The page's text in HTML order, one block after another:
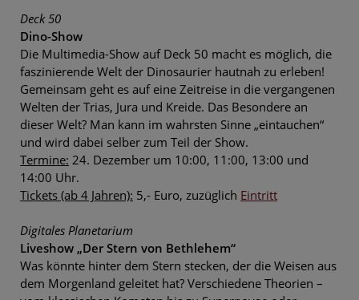
Deck 50
Dino-Show
Die Multimedia-Show auf Deck 50 macht es möglich, die
faszinierende Welt der Dinosaurier hautnah zu erleben!
Gemeinsam geht es auf eine Zeitreise in die vergangenen
Welten der Trias, Jura und Kreide. Das Besondere an
dieser Welt? Man kann im wahrsten Sinne „eintauchen“
und wird dabei selber zum Teil der Show.
Termine: 24. Dezember um 10:00, 11:00, 13:00 und
14:00 Uhr.
Tickets (ab 4 Jahren): 5,- Euro, zuzüglich Eintritt
Digitales Planetarium
Liveshow „Der Stern von Bethlehem“
Was könnte hinter dem Stern stecken, der die Weisen aus
dem Morgenland geleitet hat? Verschiedene Theorien –